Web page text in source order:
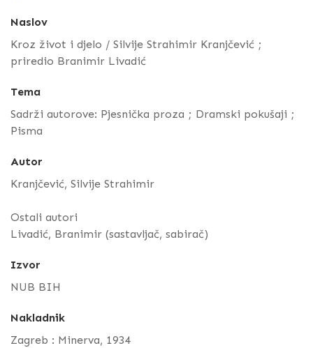
Naslov
Kroz život i djelo / Silvije Strahimir Kranjčević ;
priredio Branimir Livadić
Tema
Sadrži autorove: Pjesnička proza ; Dramski pokušaji ;
Pisma
Autor
Kranjčević, Silvije Strahimir
Ostali autori
Livadić, Branimir (sastavljač, sabirač)
Izvor
NUB BIH
Nakladnik
Zagreb : Minerva, 1934